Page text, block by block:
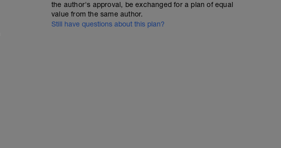
the author's approval, be exchanged for a plan of equal
value from the same author.
Still have questions about this plan?